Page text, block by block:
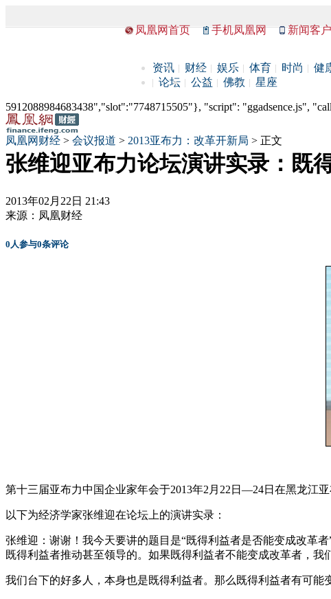
凤凰网首页 手机凤凰网 新闻客
资讯 财经 娱乐 体育 时尚 健
论坛
公益 佛教 星座
5912088984683438","slot":"7748715505"}, "script": "ggadsence.js",
凤凰网财经 > 会议报道 > 2013亚布力：改革开新局 > 正文
张维迎亚布力论坛演讲实录：既
2013年02月22日 21:43
来源： 凤凰财经
0人参与0条评论
第十三届亚布力中国企业家年会于2013年2月22日—24日在黑龙江
以下为经济学家张维迎在论坛上的演讲实录：
张维迎：谢谢！我今天要讲的题目是“既得利益者是否能变成改革
既得利益者推动甚至领导的。如果既得利益者不能变成改革者，我
我们台下的好多人，本身也是既得利益者。那么既得利益者有可